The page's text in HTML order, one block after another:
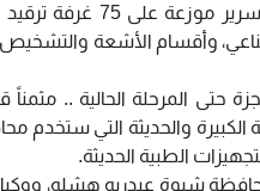
وأقسام الأشعة والتشخيص
حتى المرحلة الحالية .. مثمناً
الكبيرة والحديثة التي ستخدم
الطبية الحديثة.
شبوة عبدربه هشله،